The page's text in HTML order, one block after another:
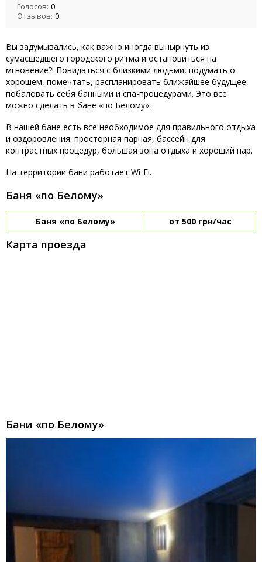
Голосов: 0
Отзывов: 0
Вы задумывались, как важно иногда вынырнуть из
сумасшедшего городского ритма и остановиться на
мгновение?! Повидаться с близкими людьми, подумать о
хорошем, помечтать, распланировать ближайшее будущее,
побаловать себя банными и спа-процедурами. Это все
можно сделать в бане «по Белому».
В нашей бане есть все необходимое для правильного отдыха
и оздоровления: просторная парная, бассейн для
контрастных процедур, большая зона отдыха и хороший пар.
На территории бани работает Wi-Fi.
Баня «по Белому»
Баня «по Белому» от 500 грн/час
Карта проезда
Бани «по Белому»